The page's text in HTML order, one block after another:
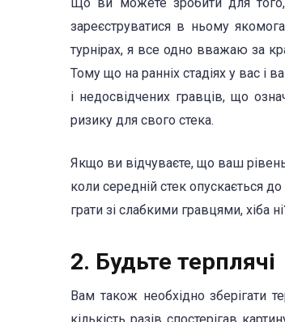
Що ви можете зробити для того,
зареєструватися в ньому
турнірах, я все одно вважаю за
Тому що на ранніх стадіях у вас і
і недосвідчених гравців, що
ризику для свого стека.
Якщо ви відчуваєте, що ваш
коли середній стек опускається
грати зі слабкими гравцями, хіба
2. Будьте терплячі
Вам також необхідно зберігати
кількість разів спостерігав